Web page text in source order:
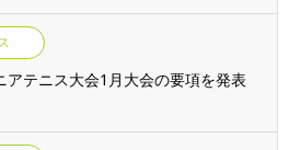
アテニス大会1月大会の要項を発表